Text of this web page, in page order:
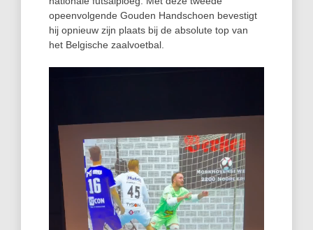
opeenvolgende Gouden Handschoen bevestigt
hij opnieuw zijn plaats bij de absolute top van
het Belgische zaalvoetbal.